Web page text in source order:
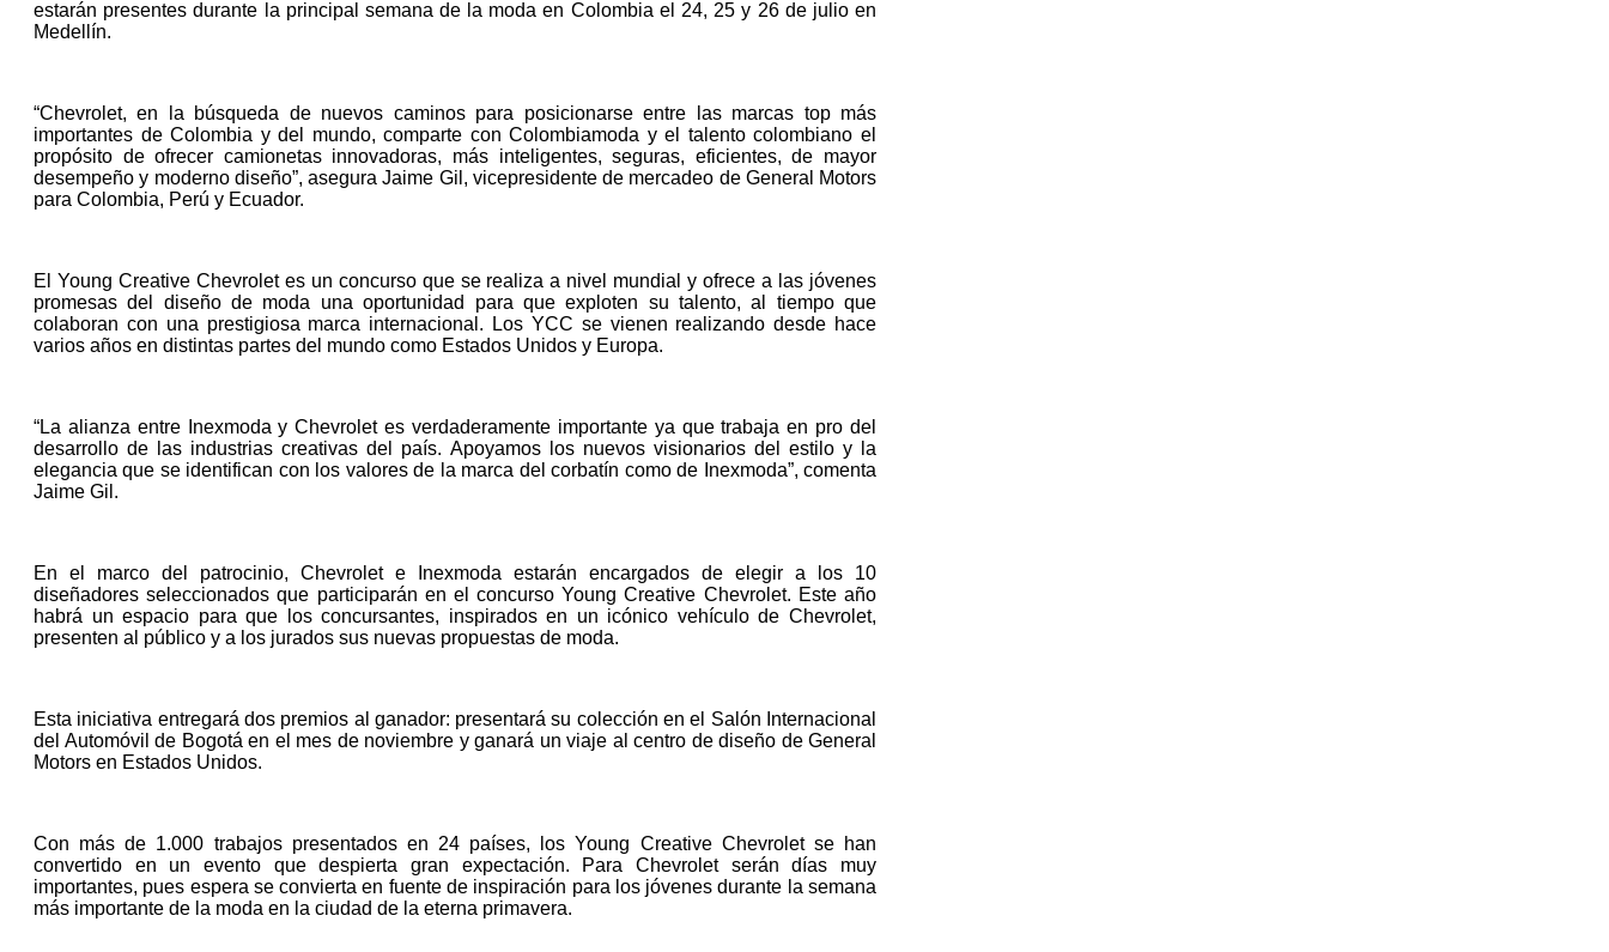
estarán presentes durante la principal semana de la moda en Colombia el 24, 25 y 26 de julio en
Medellín.
“Chevrolet, en la búsqueda de nuevos caminos para posicionarse entre las marcas top más
importantes de Colombia y del mundo, comparte con Colombiamoda y el talento colombiano el
propósito de ofrecer camionetas innovadoras, más inteligentes, seguras, eficientes, de mayor
desempeño y moderno diseño”, asegura Jaime Gil, vicepresidente de mercadeo de General Motors
para Colombia, Perú y Ecuador.
El Young Creative Chevrolet es un concurso que se realiza a nivel mundial y ofrece a las jóvenes
promesas del diseño de moda una oportunidad para que exploten su talento, al tiempo que
colaboran con una prestigiosa marca internacional. Los YCC se vienen realizando desde hace
varios años en distintas partes del mundo como Estados Unidos y Europa.
“La alianza entre Inexmoda y Chevrolet es verdaderamente importante ya que trabaja en pro del
desarrollo de las industrias creativas del país. Apoyamos los nuevos visionarios del estilo y la
elegancia que se identifican con los valores de la marca del corbatín como de Inexmoda”, comenta
Jaime Gil.
En el marco del patrocinio, Chevrolet e Inexmoda estarán encargados de elegir a los 10
diseñadores seleccionados que participarán en el concurso Young Creative Chevrolet. Este año
habrá un espacio para que los concursantes, inspirados en un icónico vehículo de Chevrolet,
presenten al público y a los jurados sus nuevas propuestas de moda.
Esta iniciativa entregará dos premios al ganador: presentará su colección en el Salón Internacional
del Automóvil de Bogotá en el mes de noviembre y ganará un viaje al centro de diseño de General
Motors en Estados Unidos.
Con más de 1.000 trabajos presentados en 24 países, los Young Creative Chevrolet se han
convertido en un evento que despierta gran expectación. Para Chevrolet serán días muy
importantes, pues espera se convierta en fuente de inspiración para los jóvenes durante la semana
más importante de la moda en la ciudad de la eterna primavera.